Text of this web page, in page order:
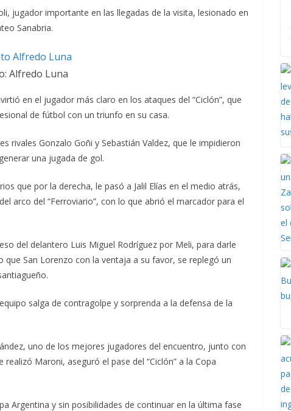
jugador importante en las llegadas de la visita, lesionado en
Sanabria.
Alfredo Luna
en el jugador más claro en los ataques del “Ciclón”, que
de fútbol con un triunfo en su casa.
rivales Gonzalo Goñi y Sebastián Valdez, que le impidieron
una jugada de gol.
que por la derecha, le pasó a Jalil Elías en el medio atrás,
arco del “Ferroviario”, con lo que abrió el marcador para el
del delantero Luis Miguel Rodríguez por Meli, para darle
San Lorenzo con la ventaja a su favor, se replegó un
salga de contragolpe y sorprenda a la defensa de la
uno de los mejores jugadores del encuentro, junto con
Maroni, aseguró el pase del “Ciclón” a la Copa
Argentina y sin posibilidades de continuar en la última fase